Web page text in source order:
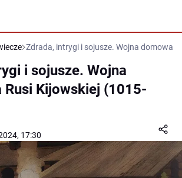
Zdrada, intrygi i sojusze. Wojna domowa
i sojusze. Wojna
Rusi Kijowskiej (1015-
17:30